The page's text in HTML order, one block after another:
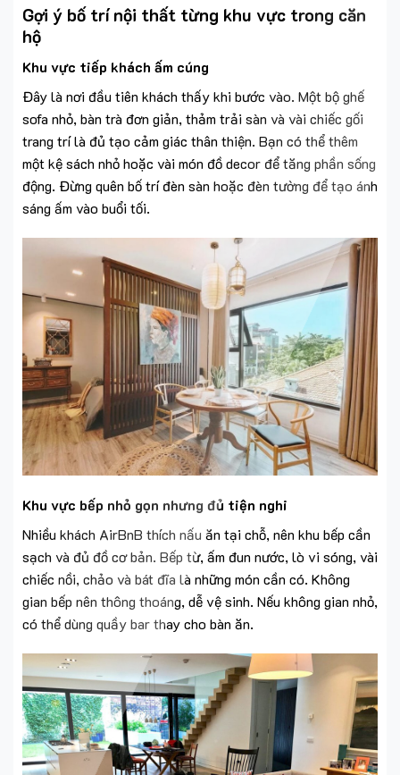
Gợi ý bố trí nội thất từng khu vực trong căn
hộ
Khu vực tiếp khách ấm cúng
Đây là nơi đầu tiên khách thấy khi bước vào. Một bộ ghế
sofa nhỏ, bàn trà đơn giản, thảm trải sàn và vài chiếc gối
trang trí là đủ tạo cảm giác thân thiện. Bạn có thể thêm
một kệ sách nhỏ hoặc vài món đồ decor để tăng phần sống
động. Đừng quên bố trí đèn sàn hoặc đèn tường để tạo ánh
sáng ấm vào buổi tối.
Khu vực bếp nhỏ gọn nhưng đủ tiện nghi
Nhiều khách AirBnB thích nấu ăn tại chỗ, nên khu bếp cần
sạch và đủ đồ cơ bản. Bếp từ, ấm đun nước, lò vi sóng, vài
chiếc nồi, chảo và bát đĩa là những món cần có. Không
gian bếp nên thông thoáng, dễ vệ sinh. Nếu không gian nhỏ,
có thể dùng quầy bar thay cho bàn ăn.